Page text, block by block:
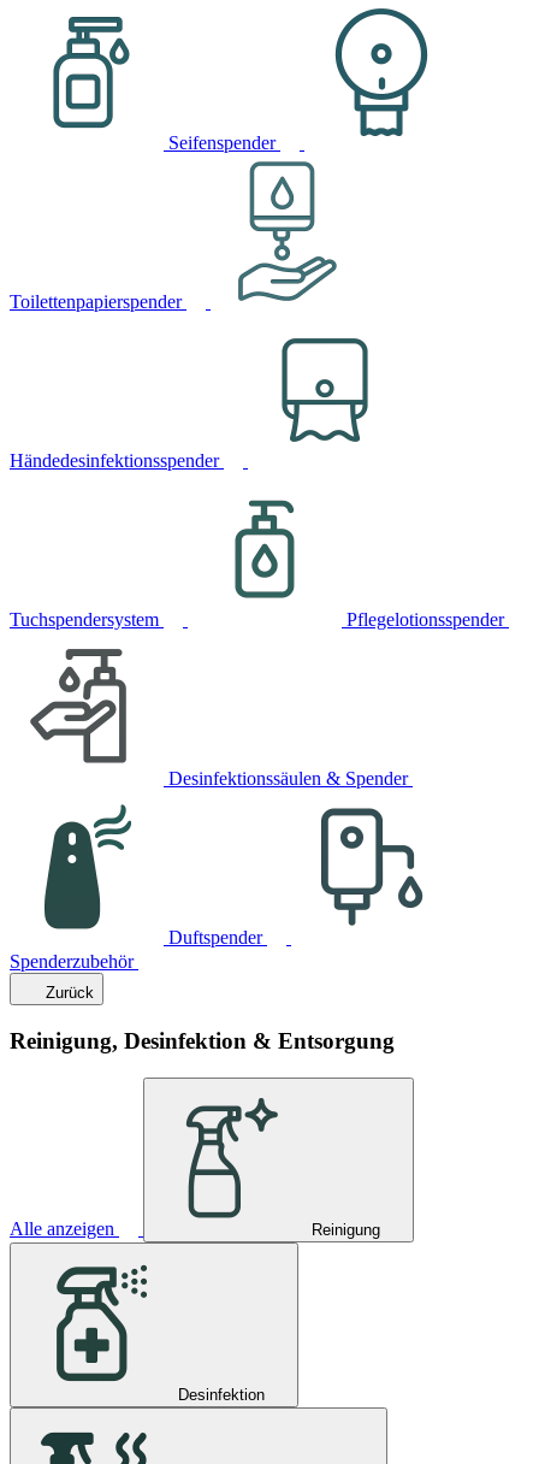
Seifenspender
Toilettenpapierspender
Händedesinfektionsspender
Tuchspendersystem Pflegelotionsspender
Desinfektionssäulen & Spender
Duftspender
Spenderzubehör
Zurück
Reinigung, Desinfektion & Entsorgung
Alle anzeigen Reinigung
Desinfektion